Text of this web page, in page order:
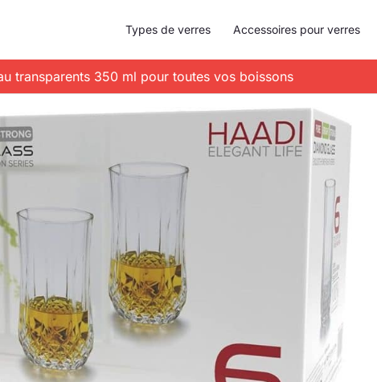
Types de verres Accessoires pour verres
transparents 350 ml pour toutes vos boissons